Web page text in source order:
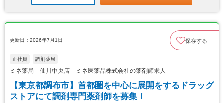
更新日：2026年7月1日 保存する
正社員 調剤薬局
ミネ薬局 仙川中央店 ミネ医薬品株式会社の薬剤師求人
【東京都調布市】首都圏を中心に展開をするドラッグ
ストアにて調剤専門薬剤師を募集！